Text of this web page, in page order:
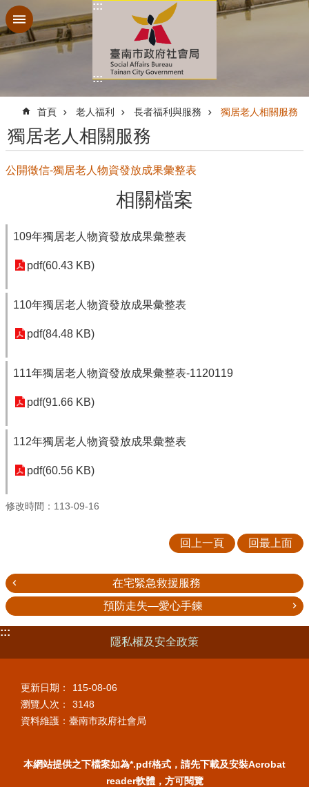
跳到主要內容區塊
:::
:::
首頁 老人福利 長者福利與服務 獨居老人相關服務
獨居老人相關服務
公開徵信-獨居老人物資發放成果彙整表
相關檔案
109年獨居老人物資發放成果彙整表
pdf(60.43 KB)
110年獨居老人物資發放成果彙整表
pdf(84.48 KB)
111年獨居老人物資發放成果彙整表-1120119
pdf(91.66 KB)
112年獨居老人物資發放成果彙整表
pdf(60.56 KB)
修改時間：113-09-16
回上一頁 回最上面
在宅緊急救援服務
預防走失—愛心手鍊
:::
隱私權及安全政策
更新日期：
115-08-06
瀏覽人次：
3148
資料維護：臺南市政府社會局
本網站提供之下檔案如為*.pdf格式，請先下載及安裝Acrobat
reader軟體，方可閱覽